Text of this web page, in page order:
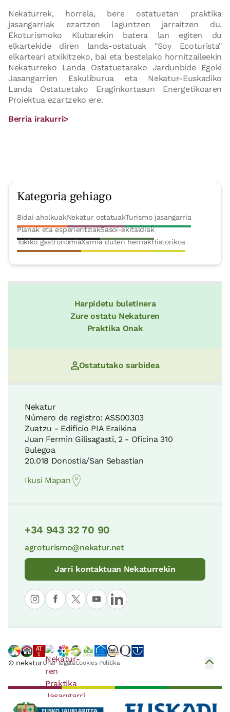
Nekaturrek, horrela, bere ostatuetan praktika
jasangarriak ezartzen laguntzen jarraitzen du.
Ekoturismoko Klubarekin batera lan egiten du
elkartekide diren landa-ostatuak "Soy Ecoturista"
elkarteari atxikitzeko, bai eta bestelako hornitzaileekin
Nekaturreko Landa Ostatuetarako Jardunbide Egoki
Jasangarrien Eskuliburua eta Nekatur-Euskadiko
Landa Ostatuetako Eraginkortasun Energetikoaren
Proiektua ezartzeko ere.
Berria irakurri>
Kategoria gehiago
Bidai aholkuakNekatur ostatuakTurismo jasangarria
Planak eta esperientziakSasoi-ekitaldiak
Tokiko gastronomiaXarma duten herriakHistorikoa
Harpidetu buletinera
Zure ostatu Nekaturen
Praktika Onak
Ostatutako sarbidea
Nekatur
Número de registro: ASS00303
Zuatzu - Edificio PIA Eraikina
Juan Fermin Gilisagasti, 2 - Oficina 310
Bulegoa
20.018 Donostia/San Sebastian
Ikusi Mapan
+34 943 32 70 90
agroturismo@nekatur.net
Jarri kontaktuan Nekaturrekin
© nekaturOhar legalaCookies Politika